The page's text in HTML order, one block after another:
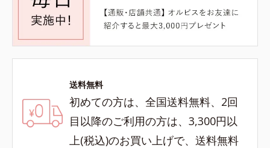
送料無料
初めての方は、全国送料無料、2回
目以降のご利用の方は、3,300円以
上(税込)のお買い上げで、送料無料